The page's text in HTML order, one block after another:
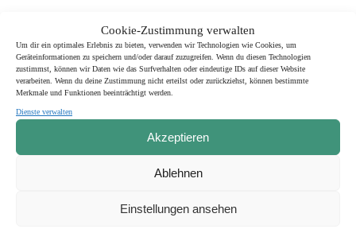
Cookie-Zustimmung verwalten
Um dir ein optimales Erlebnis zu bieten, verwenden wir Technologien wie Cookies, um
Geräteinformationen zu speichern und/oder darauf zuzugreifen. Wenn du diesen Technologien
zustimmst, können wir Daten wie das Surfverhalten oder eindeutige IDs auf dieser Website
verarbeiten. Wenn du deine Zustimmung nicht erteilst oder zurückziehst, können bestimmte
Merkmale und Funktionen beeinträchtigt werden.
Dienste verwalten
Akzeptieren
Ablehnen
Einstellungen ansehen
Eigentlich hatte ich keine Bedenken, im
Vordergrund stand meine Entlastung
Letztlich überzeugt hat sie vor allem die Aussicht auf spürbare
Entlastung im Praxisalltag. Die Optimierung von Anfragen- und
Wartelistenverwaltung nahm ihr genau die Aufgaben ab, die
zuvor für den größten Stress sorgten und machte Lucoyo damit
schnell zu einem festen Bestandteil ihres Praxisalltags.
Einführung und Support
Die Einführung von Lucoyo verlief für Frau Manasse